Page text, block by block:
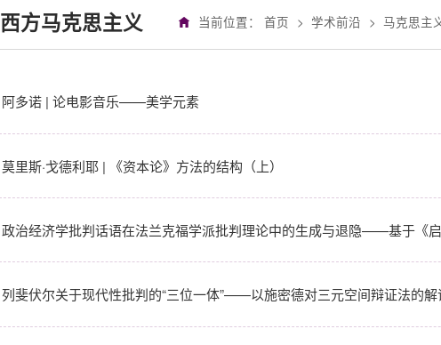
西方马克思主义 当前位置： 首页 > 学术前沿 > 马克思主
阿多诺 | 论电影音乐——美学元素
莫里斯·戈德利耶 | 《资本论》方法的结构（上）
政治经济学批判话语在法兰克福学派批判理论中的生成与退隐——基于《
列斐伏尔关于现代性批判的“三位一体”——以施密德对三元空间辩证法的解